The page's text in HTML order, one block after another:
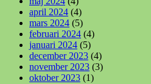
april 2024 (4)
mars 2024 (5)
februari 2024 (4)
januari 2024 (5)
december 2023 (4)
november 2023 (3)
oktober 2023 (1)